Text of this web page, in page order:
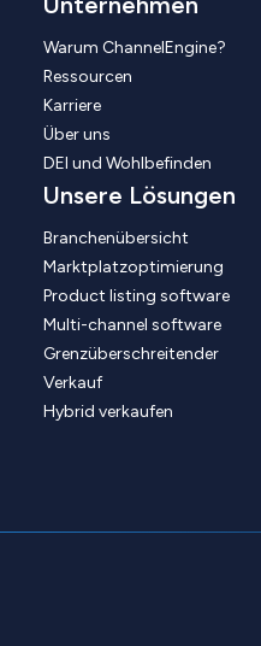
Warum ChannelEngine?
Ressourcen
Karriere
Über uns
DEI und Wohlbefinden
Unsere Lösungen
Branchenübersicht
Marktplatzoptimierung
Product listing software
Multi-channel software
Grenzüberschreitender
Verkauf
Hybrid verkaufen